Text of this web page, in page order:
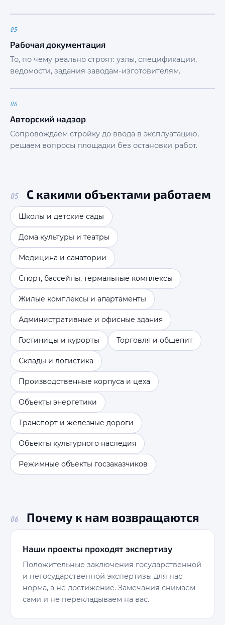
05
Рабочая документация
То, по чему реально строят: узлы, спецификации,
ведомости, задания заводам-изготовителям.
06
Авторский надзор
Сопровождаем стройку до ввода в эксплуатацию,
решаем вопросы площадки без остановки работ.
05 С какими объектами работаем
Школы и детские сады
Дома культуры и театры
Медицина и санатории
Спорт, бассейны, термальные комплексы
Жилые комплексы и апартаменты
Административные и офисные здания
Гостиницы и курорты Торговля и общепит
Склады и логистика
Производственные корпуса и цеха
Объекты энергетики
Транспорт и железные дороги
Объекты культурного наследия
Режимные объекты госзаказчиков
06 Почему к нам возвращаются
Наши проекты проходят экспертизу
Положительные заключения государственной
и негосударственной экспертизы для нас
норма, а не достижение. Замечания снимаем
сами и не перекладываем на вас.